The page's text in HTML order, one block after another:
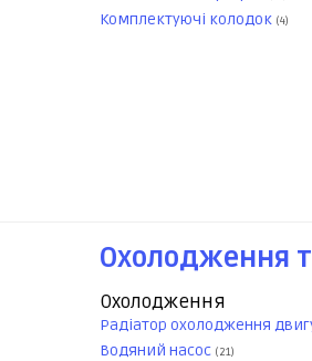
Комплектуючі колодок (4)
Охолодження
Охолодження
Радіатор охолодження
Водяний насос (21)